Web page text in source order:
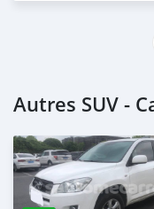
Autres SUV -